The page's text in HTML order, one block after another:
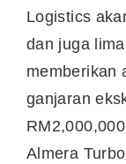
Logistics
dan juga
memberikan
ganjaran
Almera